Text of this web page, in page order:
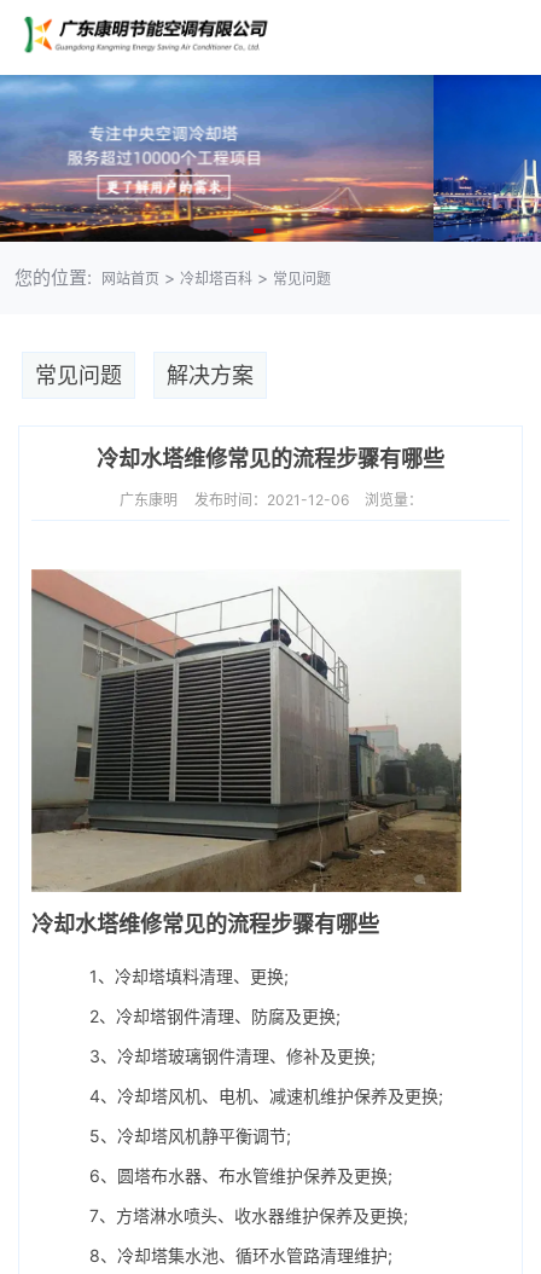
您的位置: 网站首页 > 冷却塔百科> 常见问题
常见问题 解决方案
冷却水塔维修常见的流程步骤有哪些
广东康明 发布时间：2021-12-06 浏览量：
冷却水塔维修常见的流程步骤有哪些
1、 冷却塔填料清理、更换;
2、冷却塔钢件清理、防腐及更换;
3、冷却塔玻璃钢件清理、修补及更换;
4、 冷却塔风机、电机、减速机维护保养及更换;
5、冷却塔风机静平衡调节;
6、圆塔布水器、布水管维护保养及更换;
7、方塔淋水喷头、 收水器维护保养及更换;
8、冷却塔集水池、循环水管路清理维护;